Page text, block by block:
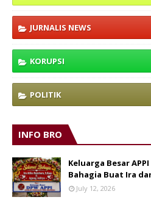
JURNALIS NEWS
KORUPSI
POLITIK
INFO BRO
Keluarga Besar
Bahagia Buat Ira
July 12, 2026